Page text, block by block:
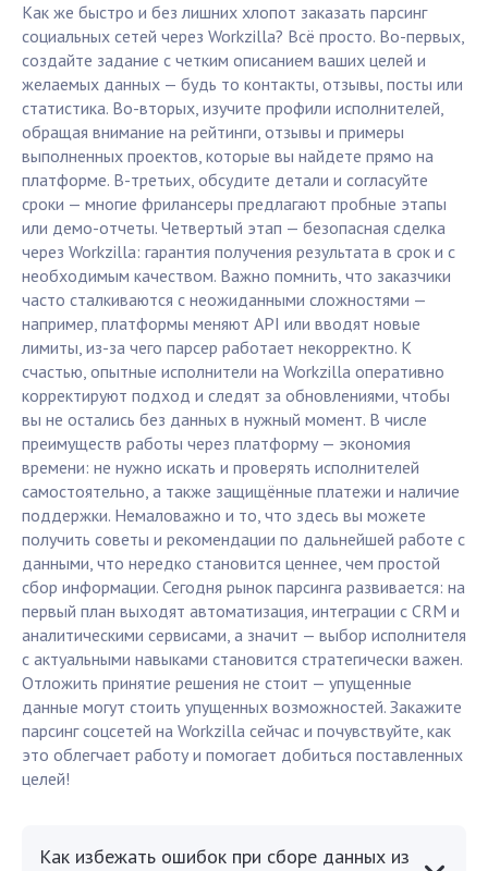
Как же быстро и без лишних хлопот заказать парсинг
социальных сетей через Workzilla? Всё просто. Во-первых,
создайте задание с четким описанием ваших целей и
желаемых данных — будь то контакты, отзывы, посты или
статистика. Во-вторых, изучите профили исполнителей,
обращая внимание на рейтинги, отзывы и примеры
выполненных проектов, которые вы найдете прямо на
платформе. В-третьих, обсудите детали и согласуйте
сроки — многие фрилансеры предлагают пробные этапы
или демо-отчеты. Четвертый этап — безопасная сделка
через Workzilla: гарантия получения результата в срок и с
необходимым качеством. Важно помнить, что заказчики
часто сталкиваются с неожиданными сложностями —
например, платформы меняют API или вводят новые
лимиты, из-за чего парсер работает некорректно. К
счастью, опытные исполнители на Workzilla оперативно
корректируют подход и следят за обновлениями, чтобы
вы не остались без данных в нужный момент. В числе
преимуществ работы через платформу — экономия
времени: не нужно искать и проверять исполнителей
самостоятельно, а также защищённые платежи и наличие
поддержки. Немаловажно и то, что здесь вы можете
получить советы и рекомендации по дальнейшей работе с
данными, что нередко становится ценнее, чем простой
сбор информации. Сегодня рынок парсинга развивается: на
первый план выходят автоматизация, интеграции с CRM и
аналитическими сервисами, а значит — выбор исполнителя
с актуальными навыками становится стратегически важен.
Отложить принятие решения не стоит — упущенные
данные могут стоить упущенных возможностей. Закажите
парсинг соцсетей на Workzilla сейчас и почувствуйте, как
это облегчает работу и помогает добиться поставленных
целей!
Как избежать ошибок при сборе данных из